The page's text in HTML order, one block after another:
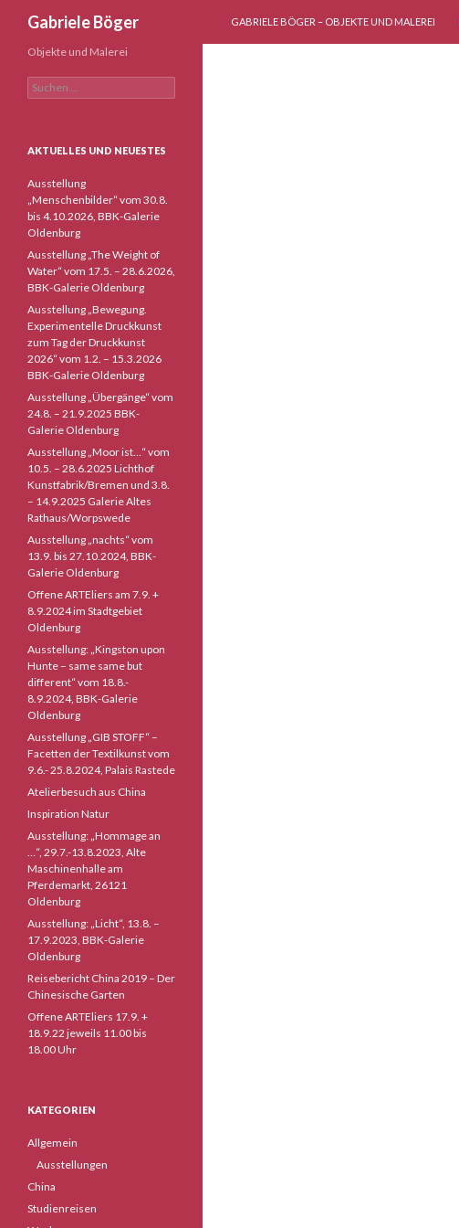
Gabriele Böger
GABRIELE BÖGER – OBJEKTE UND MALEREI
Objekte und Malerei
Suchen
nach:
AKTUELLES UND NEUESTES
Ausstellung
„Menschenbilder“ vom 30.8.
bis 4.10.2026, BBK-Galerie
Oldenburg
Ausstellung „The Weight of
Water“ vom 17.5. – 28.6.2026,
BBK-Galerie Oldenburg
Ausstellung „Bewegung.
Experimentelle Druckkunst
zum Tag der Druckkunst
2026“ vom 1.2. – 15.3.2026
BBK-Galerie Oldenburg
Ausstellung „Übergänge“ vom
24.8. – 21.9.2025 BBK-
Galerie Oldenburg
Ausstellung „Moor ist…“ vom
10.5. – 28.6.2025 Lichthof
Kunstfabrik/Bremen und 3.8.
– 14.9.2025 Galerie Altes
Rathaus/Worpswede
Ausstellung „nachts“ vom
13.9. bis 27.10.2024, BBK-
Galerie Oldenburg
Offene ARTEliers am 7.9. +
8.9.2024 im Stadtgebiet
Oldenburg
Ausstellung: „Kingston upon
Hunte – same same but
different“ vom 18.8.-
8.9.2024, BBK-Galerie
Oldenburg
Ausstellung „GIB STOFF“ –
Facetten der Textilkunst vom
9.6.- 25.8.2024, Palais Rastede
Atelierbesuch aus China
Inspiration Natur
Ausstellung: „Hommage an
…“, 29.7.-13.8.2023, Alte
Maschinenhalle am
Pferdemarkt, 26121
Oldenburg
Ausstellung: „Licht“, 13.8. –
17.9.2023, BBK-Galerie
Oldenburg
Reisebericht China 2019 – Der
Chinesische Garten
Offene ARTEliers 17.9. +
18.9.22 jeweils 11.00 bis
18.00 Uhr
KATEGORIEN
Allgemein
Ausstellungen
China
Studienreisen